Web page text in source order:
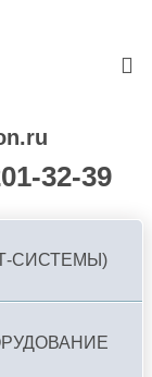
32-39
СИСТЕМЫ)